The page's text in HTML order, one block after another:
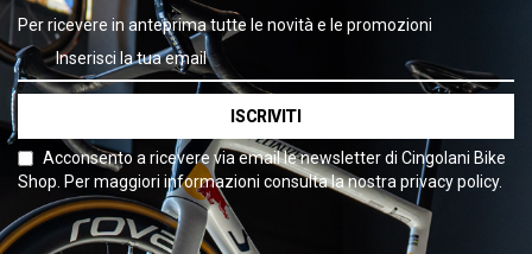
Per ricevere in anteprima tutte le novità e le promozioni
ISCRIVITI
Acconsento a ricevere via email le newsletter di Cingolani Bike
Shop. Per maggiori informazioni consulta la nostra privacy policy.